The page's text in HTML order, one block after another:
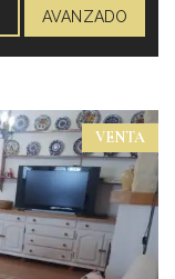
AVANZADO
VENTA